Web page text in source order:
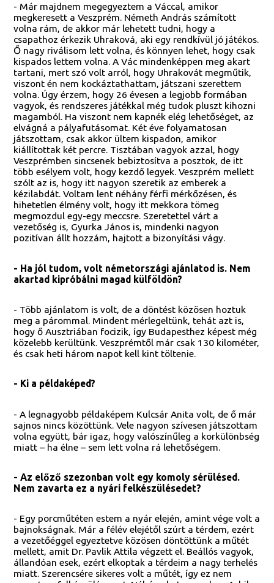
- Már majdnem megegyeztem a Váccal, amikor
megkeresett a Veszprém. Németh András számított
volna rám, de akkor már lehetett tudni, hogy a
csapathoz érkezik Uhraková, aki egy rendkívül jó játékos.
Ő nagy riválisom lett volna, és könnyen lehet, hogy csak
kispados lettem volna. A Vác mindenképpen meg akart
tartani, mert szó volt arról, hogy Uhrakovát megműtik,
viszont én nem kockáztathattam, játszani szerettem
volna. Úgy érzem, hogy 26 évesen a legjobb formában
vagyok, és rendszeres játékkal még tudok pluszt kihozni
magamból. Ha viszont nem kapnék elég lehetőséget, az
elvágná a pályafutásomat. Két éve folyamatosan
játszottam, csak akkor ültem kispadon, amikor
kiállítottak két percre. Tisztában vagyok azzal, hogy
Veszprémben sincsenek bebiztosítva a posztok, de itt
több esélyem volt, hogy kezdő legyek. Veszprém mellett
szólt az is, hogy itt nagyon szeretik az emberek a
kézilabdát. Voltam lent néhány férfi mérkőzésen, és
hihetetlen élmény volt, hogy itt mekkora tömeg
megmozdul egy-egy meccsre. Szeretettel várt a
vezetőség is, Gyurka János is, mindenki nagyon
pozitívan állt hozzám, hajtott a bizonyítási vágy.
- Ha jól tudom, volt németországi ajánlatod is. Nem
akartad kipróbálni magad külföldön?
- Több ajánlatom is volt, de a döntést közösen hoztuk
meg a párommal. Mindent mérlegeltünk, tehát azt is,
hogy ő Ausztriában focizik, így Budapesthez képest még
közelebb kerültünk. Veszprémtől már csak 130 kilométer,
és csak heti három napot kell kint töltenie.
- Ki a példaképed?
- A legnagyobb példaképem Kulcsár Anita volt, de ő már
sajnos nincs közöttünk. Vele nagyon szívesen játszottam
volna együtt, bár igaz, hogy valószínűleg a korkülönbség
miatt – ha élne – sem lett volna rá lehetőségem.
- Az előző szezonban volt egy komoly sérülésed.
Nem zavarta ez a nyári felkészülésedet?
- Egy porcműtéten estem a nyár elején, amint vége volt a
bajnokságnak. Már a félév elejétől szúrt a térdem, ezért
a vezetőéggel egyeztetve közösen döntöttünk a műtét
mellett, amit Dr. Pavlik Attila végzett el. Beállós vagyok,
állandóan esek, ezért elkoptak a térdeim a nagy terhelés
miatt. Szerencsére sikeres volt a műtét, így ez nem